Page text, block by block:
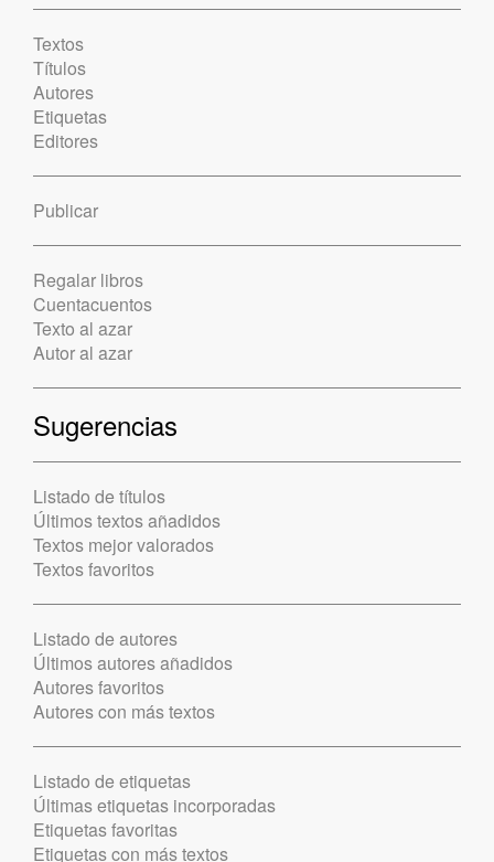
Textos
Títulos
Autores
Etiquetas
Editores
Publicar
Regalar libros
Cuentacuentos
Texto al azar
Autor al azar
Sugerencias
Listado de títulos
Últimos textos añadidos
Textos mejor valorados
Textos favoritos
Listado de autores
Últimos autores añadidos
Autores favoritos
Autores con más textos
Listado de etiquetas
Últimas etiquetas incorporadas
Etiquetas favoritas
Etiquetas con más textos